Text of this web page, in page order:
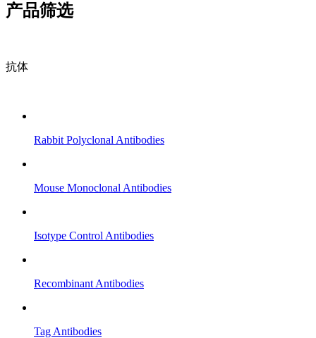
产品筛选
抗体
Rabbit Polyclonal Antibodies
Mouse Monoclonal Antibodies
Isotype Control Antibodies
Recombinant Antibodies
Tag Antibodies